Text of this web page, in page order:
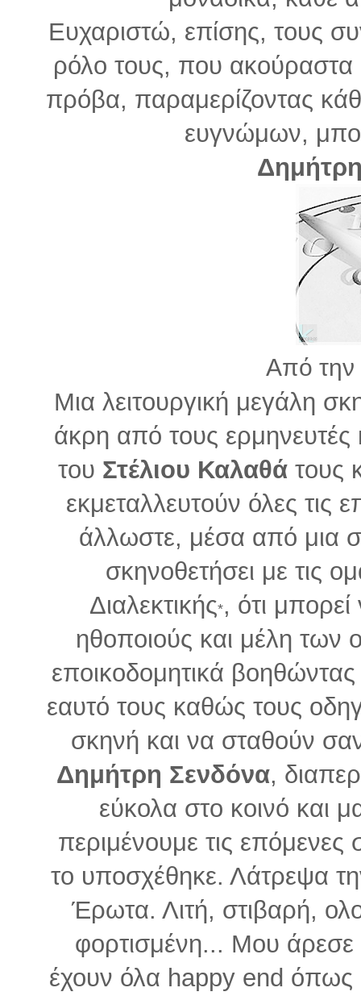
Ευχαριστώ, επίσης, τους
ρόλο τους, που
πρόβα, παραμερίζοντας
ευγνώμων,
Από
Μια λειτουργική μεγάλη
άκρη από τους ερμηνευτές
του Στέλιου Καλαθά τους
εκμεταλλευτούν όλες τις
άλλωστε, μέσα από μια
σκηνοθετήσει με τις
Διαλεκτικής*, ότι
ηθοποιούς και μέλη των
εποικοδομητικά
εαυτό τους καθώς τους
σκηνή και να σταθούν
Δημήτρη Σενδόνα,
εύκολα στο κοινό και
περιμένουμε τις επόμενες
το υποσχέθηκε. Λάτρεψα
Έρωτα. Λιτή, στιβαρή,
φορτισμένη... Μου
έχουν όλα happy end όπως